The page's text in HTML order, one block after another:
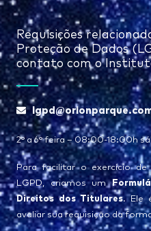
Requisições
Proteção de Dados
contato com o
2° a 6° feira – 08:00-18:00h
Para facilitar o exercício de
LGPD, criamos um
Direitos dos Titulares. Ele
avaliar sua requisição da